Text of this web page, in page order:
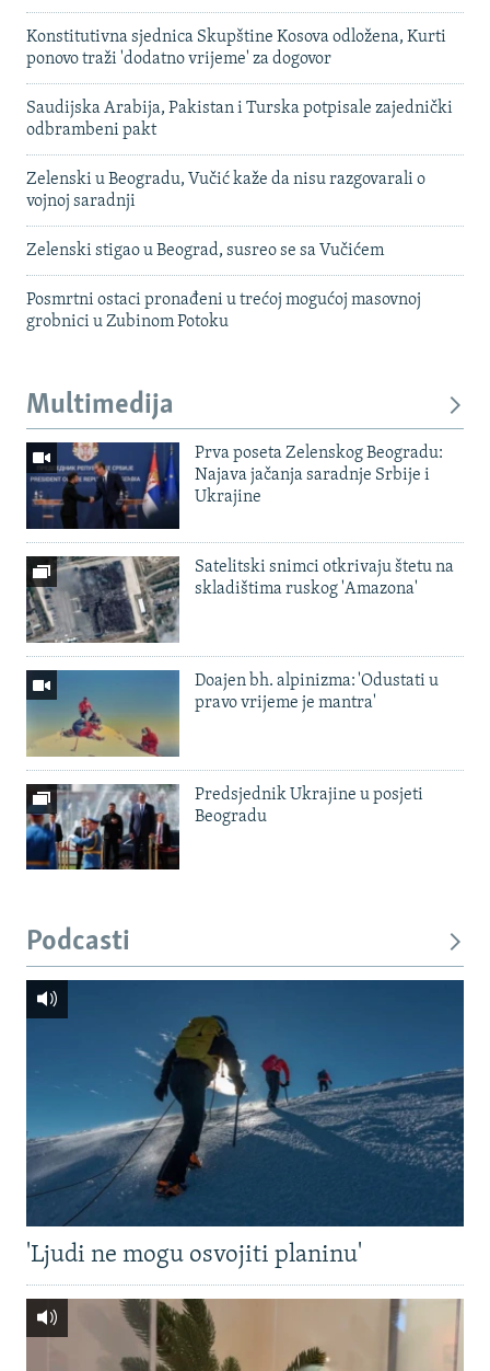
Konstitutivna sjednica Skupštine Kosova odložena, Kurti
ponovo traži 'dodatno vrijeme' za dogovor
Saudijska Arabija, Pakistan i Turska potpisale zajednički
odbrambeni pakt
Zelenski u Beogradu, Vučić kaže da nisu razgovarali o
vojnoj saradnji
Zelenski stigao u Beograd, susreo se sa Vučićem
Posmrtni ostaci pronađeni u trećoj mogućoj masovnoj
grobnici u Zubinom Potoku
Multimedija
Prva poseta Zelenskog Beogradu:
Najava jačanja saradnje Srbije i
Ukrajine
Satelitski snimci otkrivaju štetu na
skladištima ruskog 'Amazona'
Doajen bh. alpinizma: 'Odustati u
pravo vrijeme je mantra'
Predsjednik Ukrajine u posjeti
Beogradu
Podcasti
'Ljudi ne mogu osvojiti planinu'